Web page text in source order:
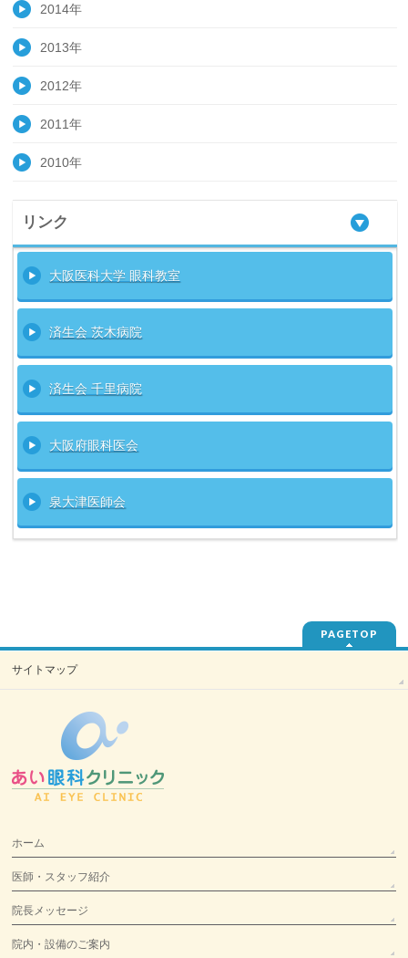
2014年
2013年
2012年
2011年
2010年
リンク
大阪医科大学 眼科教室
済生会 茨木病院
済生会 千里病院
大阪府眼科医会
泉大津医師会
PAGETOP
サイトマップ
ホーム
医師・スタッフ紹介
院長メッセージ
院内・設備のご案内